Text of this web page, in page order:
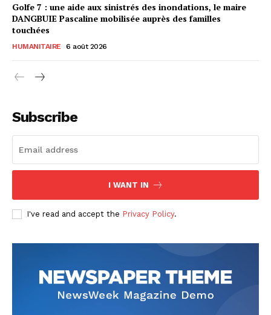
Golfe 7 : une aide aux sinistrés des inondations, le maire
DANGBUIE Pascaline mobilisée auprès des familles
touchées
HUMANITAIRE 6 août 2026
Subscribe
I WANT IN
I've read and accept the Privacy Policy.